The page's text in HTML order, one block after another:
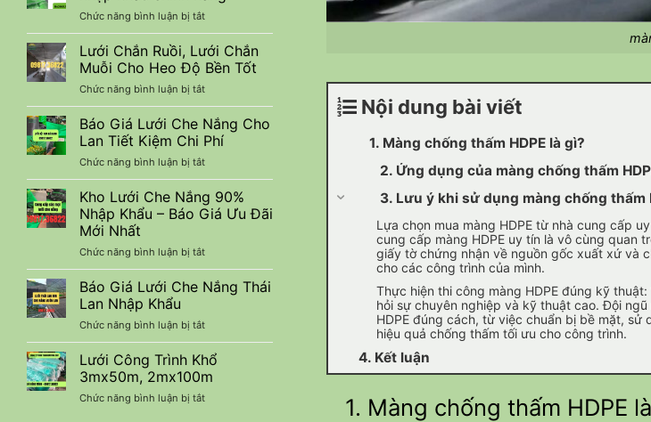
chi
phí
Màu
Đen
Cắt
Nắng
50-
Nhập
Khẩu
Thái
Lan
Chức năng bình luận bị tắtở
Lưới
che
nắng
Thái
Lan
60%
nhập
khẩu
hãng
Lưới Chắn Ruồi, Lưới Chắn
Muỗi Cho Heo Độ Bền Tốt
Chức năng bình luận bị tắtở
Lưới
Chắn
Ruồi,
Lưới
Chắn
Muỗi
Cho
Heo
Tốt
Báo Giá Lưới Che Nắng Cho
Lan Tiết Kiệm Chi Phí
Chức năng bình luận bị tắtở
Báo
Giá
Lưới
Che
Cho
Lan
Tiết
Phí
Kho Lưới Che Nắng 90%
Nhập Khẩu – Báo Giá Ưu Đãi
Mới Nhất
Chức năng bình luận bị tắtở
Kho
Lưới
Che
90%
Nhập
Khẩu
–
Giá
Báo Giá Lưới Che Nắng Thái
Lan Nhập Khẩu
Chức năng bình luận bị tắtở
Báo
Giá
Lưới
Che
Nắng
Lưới Công Trình Khổ
3mx50m, 2mx100m
Chức năng bình luận bị tắtở
Nội dung bài viết
1. Màng chống thấm HDPE là gì?
2. Ứng dụng của màng chống thấm
3. Lưu ý khi sử dụng màng chống thấm
Lựa chọn mua màng HDPE từ nhà cung cấp
cung cấp màng HDPE uy tín là vô cùng quan
giấy tờ chứng nhận về nguồn gốc xuất xứ và
cho các công trình của mình.
Thực hiện thi công màng HDPE đúng kỹ
hỏi sự chuyên nghiệp và kỹ thuật cao. Đội
HDPE đúng cách, từ việc chuẩn bị bề mặt,
hiệu quả chống thấm tối ưu cho công trình.
4. Kết luận
1. Màng chống thấm HDPE